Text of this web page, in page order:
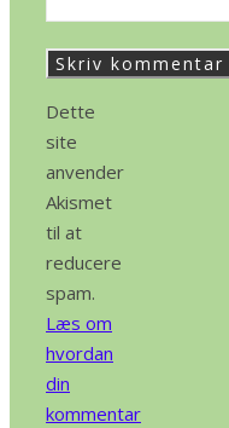
Dette
site
anvender
Akismet
til at
reducere
spam.
Læs om
hvordan
din
kommentar